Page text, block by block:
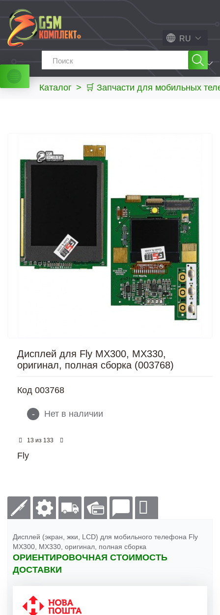
RU
МЕНЮ
Каталог > 🛒 Запчасти для мобильных
Дисплей для Fly MX300, MX330,
оригинал, полная сборка (003768)
Код 003768
- Нет в наличии
13 из 133
Fly
Дисплей (экран, жки, LCD) для мобильного телефона Fly
MX300, MX330, оригинал, полная сборка
ОРИЕНТИРОВОЧНАЯ СТОИМОСТЬ
ДОСТАВКИ